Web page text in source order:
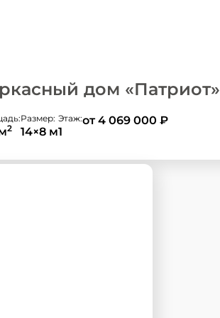
дом «Патриот»
2
Размер:
14×8 м
Этаж:
1
от 4 069 000 ₽